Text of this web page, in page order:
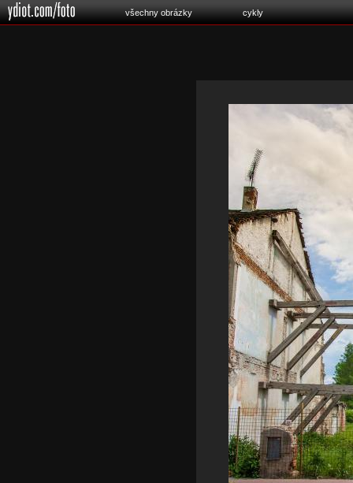
všechny obrázky cykly